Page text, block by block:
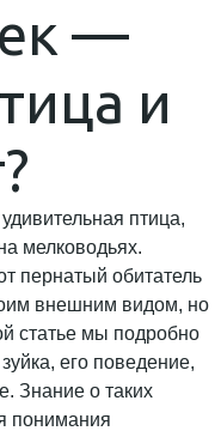
—
и
птица,
мелководьях.
пернатый обитатель
внешним видом, но
статье мы подробно
его поведение,
Знание о таких
понимания